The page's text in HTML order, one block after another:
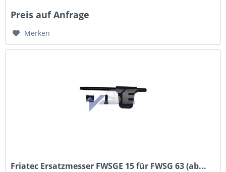
Preis auf Anfrage
Merken
Friatec Ersatzmesser FWSGE 15 für FWSG 63 (ab...